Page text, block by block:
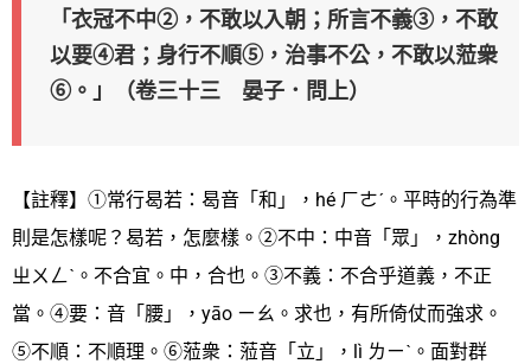
「衣冠不中②，不敢以入朝；所言不義③，不敢
以要④君；身行不順⑤，治事不公，不敢以蒞衆
⑥。」（卷三十三 晏子．問上）
【註釋】①常行曷若：曷音「和」，hé ㄏㄜˊ。平時的行為準
則是怎樣呢？曷若，怎麼樣。②不中：中音「眾」，zhòng
ㄓㄨㄥˋ。不合宜。中，合也。③不義：不合乎道義，不正
當。④要：音「腰」，yāo ㄧㄠ。求也，有所倚仗而強求。
⑤不順：不順理。⑥蒞衆：蒞音「立」，lì ㄌㄧˋ。面對群